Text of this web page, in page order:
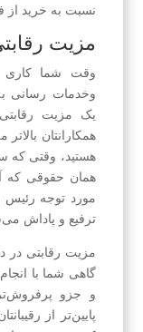
نسبت به خرید
مزیت
وقت شما کاری
وخدمات رسانی
یک مزیت
همکارانتان
هستید، وقتی که
همان حقوقی که
مورد توجه رئیس
ترفیع و پاداش
مزیت رقابتی در
گاهی شما با
و جزو
پایین‌تر از